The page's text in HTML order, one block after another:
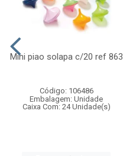
Mini piao solapa c/20 ref 863
Código: 106486
Embalagem: Unidade
Caixa Com: 24 Unidade(s)